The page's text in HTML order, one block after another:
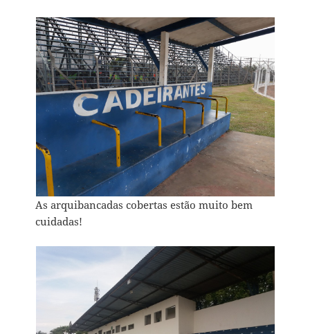
As arquibancadas cobertas estão muito bem
cuidadas!